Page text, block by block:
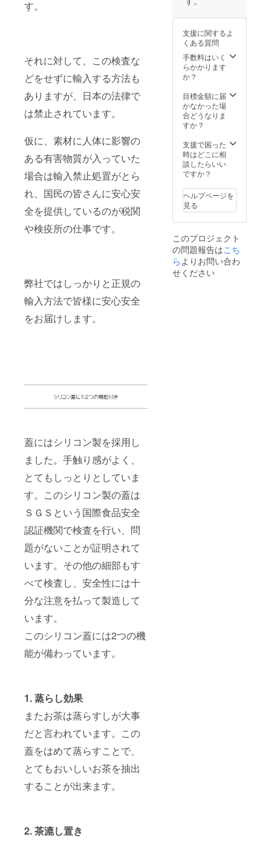
す。
それに対して、この検査な
どをせずに輸入する方法も
ありますが、日本の法律で
は禁止されています。
仮に、素材に人体に影響の
ある有害物質が入っていた
場合は輸入禁止処置がとら
れ、国民の皆さんに安心安
全を提供しているのが税関
や検疫所の仕事です。
弊社ではしっかりと正規の
輸入方法で皆様に安心安全
をお届けします。
蓋にはシリコン製を採用し
ました。手触り感がよく、
とてもしっとりとしていま
す。このシリコン製の蓋は
ＳＧＳという国際食品安全
認証機関で検査を行い、問
題がないことが証明されて
います。その他の細部もす
べて検査し、安全性には十
分な注意を払って製造して
います。
このシリコン蓋には2つの機
能が備わっています。
1. 蒸らし効果
またお茶は蒸らすしが大事
だと言われています。この
蓋をはめて蒸らすことで、
とてもおいしいお茶を抽出
することが出来ます。
2. 茶漉し置き
ださ
い。 ※
ご注文
状況、
使用部
材の供
造工程
上の都
合等に
が遅れ
る場合
があり
ます。
円（税
考送
料：
2500円
（税
込）を
した場
合、総
額
80,260
ザイ
ン・仕
様は変
更にな
性もご
ざいま
す。ご
了承く
い。 ※
ご注文
状況、
使用部
材の供
支援に関するよ
くある質問
手数料はいく
らかかります
か？
目標金額に届
かなかった場
合どうなりま
すか？
支援で困った
時はどこに相
談したらいい
ですか？
ヘルプページを
見る
このプロジェクト
の問題報告はこち
ら よりお問い合わ
せください